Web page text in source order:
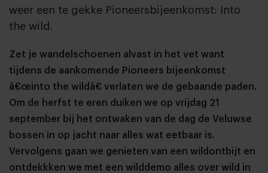
weer een te gekke Pioneersbijeenkomst: Into
the wild.
Zet je wandelschoenen alvast in het vet want
tijdens de aankomende Pioneers bijeenkomst
â€œinto the wildâ€ verlaten we de gebaande paden.
Om de herfst te eren duiken we op vrijdag 21
september bij het ontwaken van de dag de Veluwse
bossen in op jacht naar alles wat eetbaar is.
Vervolgens gaan we genieten van een wildontbijt en
ontdekkken we met een wilddemo alles over wild in